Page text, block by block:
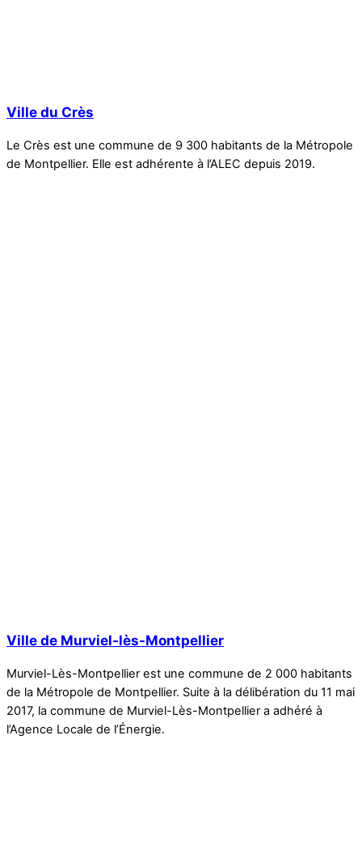
Ville du Crès
Le Crès est une commune de 9 300 habitants de la Métropole
de Montpellier. Elle est adhérente à l’ALEC depuis 2019.
Ville de Murviel-lès-Montpellier
Murviel-Lès-Montpellier est une commune de 2 000 habitants
de la Métropole de Montpellier. Suite à la délibération du 11 mai
2017, la commune de Murviel-Lès-Montpellier a adhéré à
l’Agence Locale de l’Énergie.